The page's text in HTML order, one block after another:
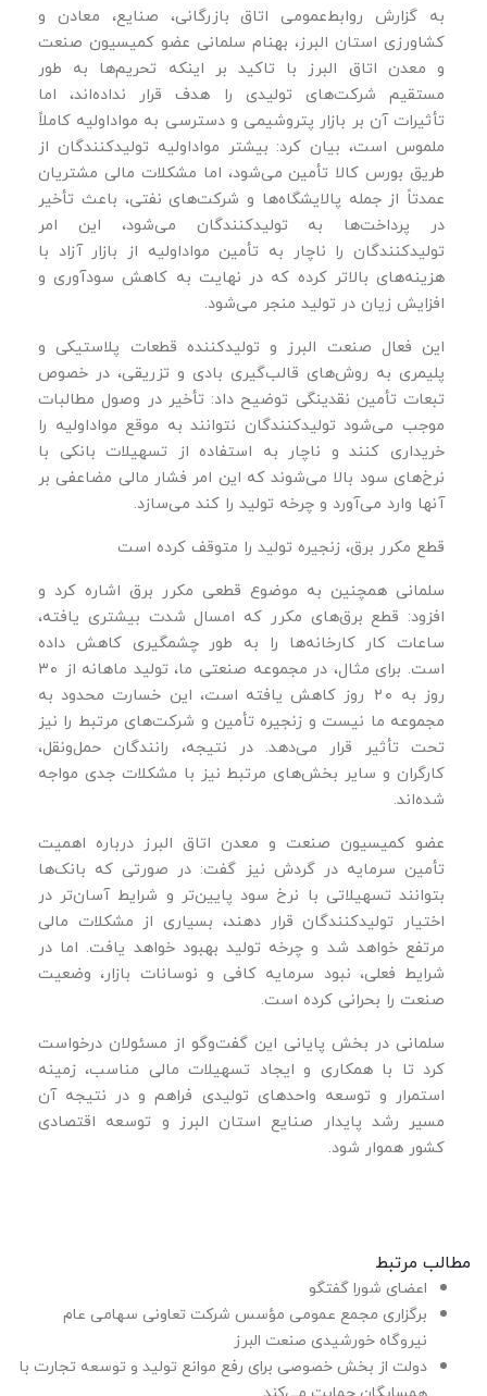
به گزارش روابط‌عمومی اتاق بازرگانی، صنایع، معادن و
کشاورزی استان البرز، بهنام سلمانی عضو کمیسیون صنعت
و معدن اتاق البرز با تاکید بر اینکه تحریم‌ها به‌ طور
مستقیم شرکت‌های تولیدی را هدف قرار نداده‌اند، اما
تأثیرات آن بر بازار پتروشیمی و دسترسی به مواداولیه کاملاً
ملموس است، بیان کرد: بیشتر مواداولیه تولیدکنندگان از
طریق بورس کالا تأمین می‌شود، اما مشکلات مالی مشتریان
عمدتاً از جمله پالایشگاه‌ها و شرکت‌های نفتی، باعث تأخیر
در پرداخت‌ها به تولیدکنندگان می‌شود، این امر
تولیدکنندگان را ناچار به تأمین مواداولیه از بازار آزاد با
هزینه‌های بالاتر کرده که در نهایت به کاهش سودآوری و
افزایش زیان در تولید منجر می‌شود.
این فعال صنعت البرز و تولیدکننده قطعات پلاستیکی و
پلیمری به روش‌های قالب‌گیری بادی و تزریقی، در خصوص
تبعات تأمین نقدینگی توضیح داد: تأخیر در وصول مطالبات
موجب می‌شود تولیدکنندگان نتوانند به موقع مواد‌اولیه را
خریداری کنند و ناچار به استفاده از تسهیلات بانکی با
نرخ‌های سود بالا می‌شوند که این امر فشار مالی مضاعفی بر
آنها وارد می‌آورد و چرخه تولید را کند می‌سازد.
قطع مکرر برق، زنجیره تولید را متوقف کرده است
سلمانی همچنین به موضوع قطعی مکرر برق اشاره کرد و
افزود: قطع برق‌های مکرر که امسال شدت بیشتری یافته،
ساعات کار کارخانه‌ها را به‌ طور چشمگیری کاهش داده
است. برای مثال، در مجموعه صنعتی ما، تولید ماهانه از ۳۰
روز به ۲۰ روز کاهش یافته است، این خسارت محدود به
مجموعه ما نیست و زنجیره تأمین و شرکت‌های مرتبط را نیز
تحت تأثیر قرار می‌دهد. در نتیجه، رانندگان حمل‌ونقل،
کارگران و سایر بخش‌های مرتبط نیز با مشکلات جدی مواجه
شده‌اند.
عضو کمیسیون صنعت و معدن اتاق البرز درباره اهمیت
تأمین سرمایه در گردش نیز گفت: در صورتی که بانک‌ها
بتوانند تسهیلاتی با نرخ سود پایین‌تر و شرایط آسان‌تر در
اختیار تولیدکنندگان قرار دهند، بسیاری از مشکلات مالی
مرتفع خواهد شد و چرخه تولید بهبود خواهد یافت. اما در
شرایط فعلی، نبود سرمایه کافی و نوسانات بازار، وضعیت
صنعت را بحرانی کرده است.
سلمانی در بخش پایانی این گفت‌وگو از مسئولان درخواست
کرد تا با همکاری و ایجاد تسهیلات مالی مناسب، زمینه
استمرار و توسعه واحدهای تولیدی فراهم و در نتیجه آن
مسیر رشد پایدار صنایع استان البرز و توسعه اقتصادی
کشور هموار شود.
مطالب مرتبط
اعضای شورا گفتگو
برگزاری مجمع عمومی مؤسس شرکت تعاونی سهامی عام
نیروگاه خورشیدی صنعت البرز
دولت از بخش خصوصی برای رفع موانع تولید و توسعه تجارت با